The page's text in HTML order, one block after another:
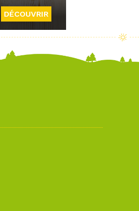
DÉCOUVRIR